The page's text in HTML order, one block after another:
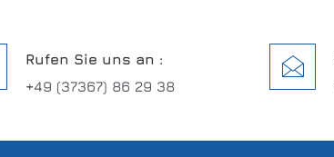
Rufen Sie uns an :
+49 (37367) 86 29 38